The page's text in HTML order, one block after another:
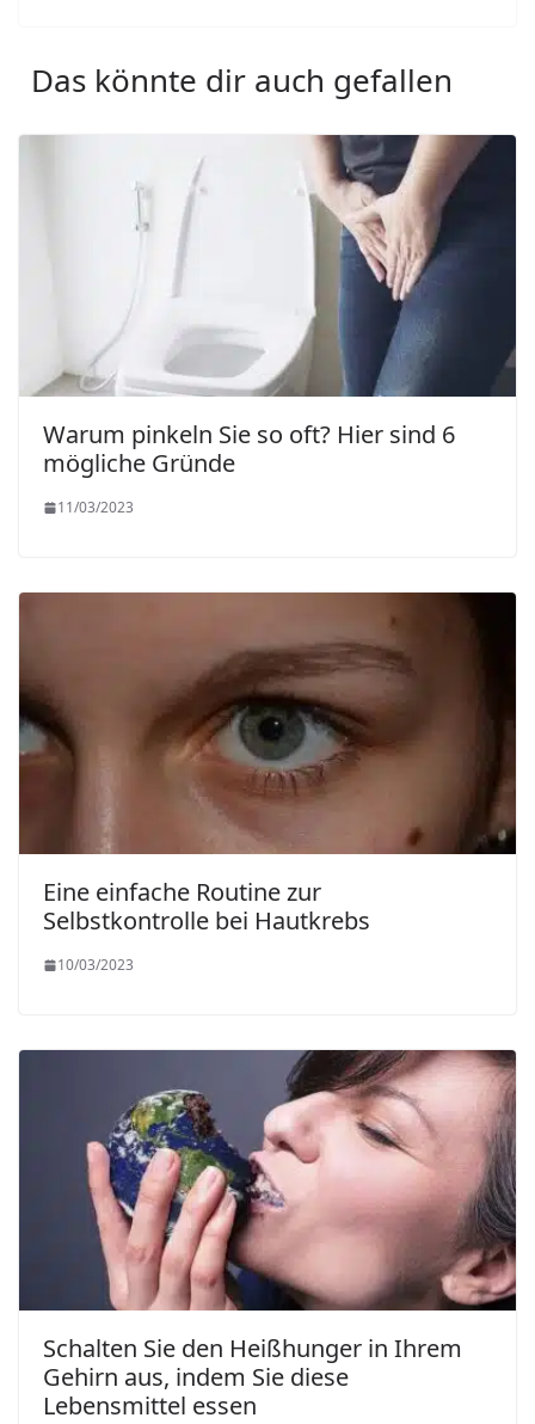
Das könnte dir auch gefallen
Warum pinkeln Sie so oft? Hier sind 6
mögliche Gründe
11/03/2023
Eine einfache Routine zur
Selbstkontrolle bei Hautkrebs
10/03/2023
Schalten Sie den Heißhunger in Ihrem
Gehirn aus, indem Sie diese
Lebensmittel essen